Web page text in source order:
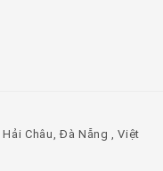
Châu, Đà Nẵng , Việt